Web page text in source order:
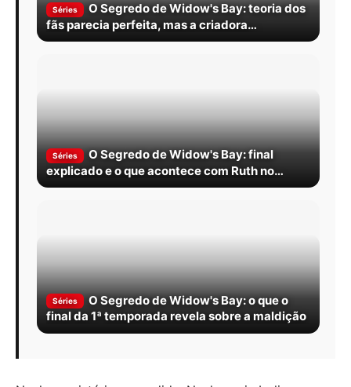
Séries
O Segredo de Widow's Bay: teoria dos
fãs parecia perfeita, mas a criadora
simplificou tudo
Séries
O Segredo de Widow's Bay: final
explicado e o que acontece com Ruth no
episódio 10
Séries
O Segredo de Widow's Bay: o que o
final da 1ª temporada revela sobre a maldição